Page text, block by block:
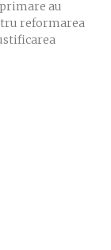
au
reformarea